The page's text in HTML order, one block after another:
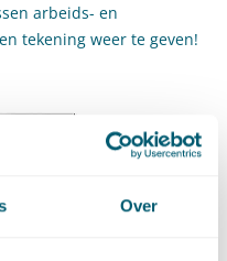
Over
arbeids- en
tekening weer te geven!